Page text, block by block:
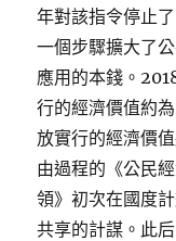
年對該指令停止
一個步驟擴大了
應用的本錢。
行的經濟價值約
放實行的經濟價
由過程的《公民
領》初次在國度
共享的計謀。此